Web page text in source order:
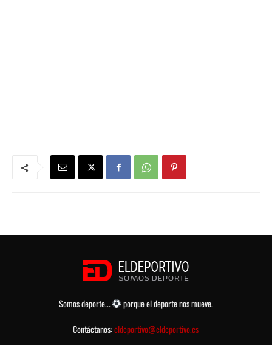
Somos deporte...
porque el deporte nos mueve.
Contáctanos:eldeportivo@eldeportivo.es